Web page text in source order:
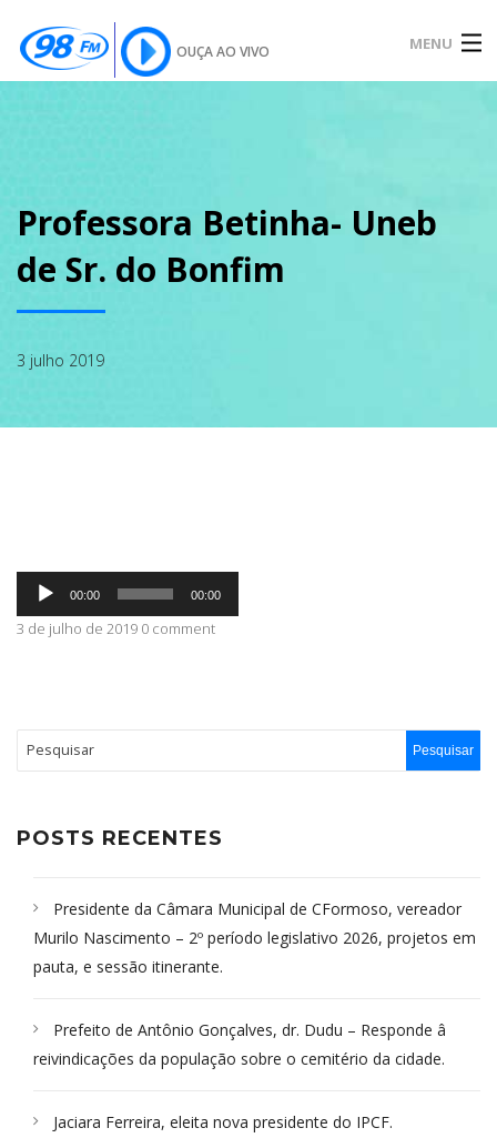
OUÇA AO VIVO MENU
SOBRE
PODCAST
CONTATO
Professora Betinha- Uneb
de Sr. do Bonfim
3 julho 2019
Tocador
áudio
00:00 00:00
3 de julho de 2019 0 comment
POSTS RECENTES
Presidente da Câmara Municipal de CFormoso, vereador
Murilo Nascimento – 2º período legislativo 2026, projetos em
pauta, e sessão itinerante.
Prefeito de Antônio Gonçalves, dr. Dudu – Responde â
reivindicações da população sobre o cemitério da cidade.
Jaciara Ferreira, eleita nova presidente do IPCF.